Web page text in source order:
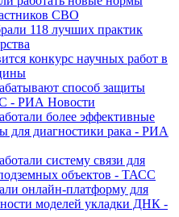
СВО
118 лучших практик
конкурс научных работ в
способ защиты
- РИА Новости
более эффективные
для диагностики рака - РИА
систему связи для
объектов - ТАСС
онлайн-платформу для
моделей укладки ДНК -